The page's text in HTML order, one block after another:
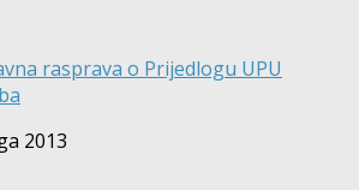
rasprava o Prijedlogu UPU
2013